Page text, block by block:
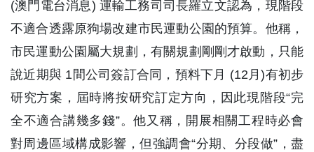
(澳門電台消息) 運輸工務司司長羅立文認為，現階段
不適合透露原狗場改建市民運動公園的預算。他稱，
市民運動公園屬大規劃，有關規劃剛剛才啟動，只能
說近期與 1間公司簽訂合同，預料下月 (12月)有初步
研究方案，屆時將按研究訂定方向，因此現階段“完
全不適合講幾多錢”。他又稱，開展相關工程時必會
對周邊區域構成影響，但強調會“分期、分段做”，盡